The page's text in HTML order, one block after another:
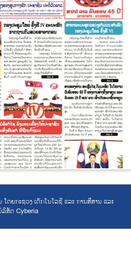
ດຍກະຊວງ ເຕັກໂນໂລຊີ ແລະ ການສື່ສານ ແລະ
ລິສັດ Cyberia